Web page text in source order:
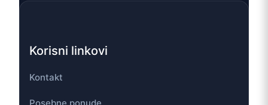
Korisni linkovi
Kontakt
Posebne ponude